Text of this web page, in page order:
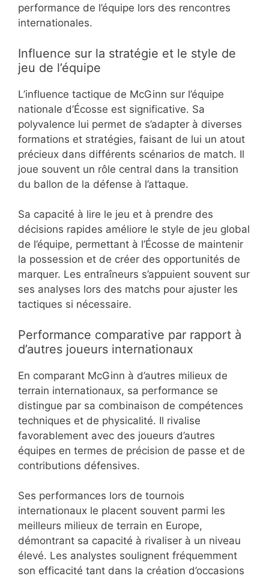
performance de l’équipe lors des rencontres
internationales.
Influence sur la stratégie et le style de
jeu de l’équipe
L’influence tactique de McGinn sur l’équipe
nationale d’Écosse est significative. Sa
polyvalence lui permet de s’adapter à diverses
formations et stratégies, faisant de lui un atout
précieux dans différents scénarios de match. Il
joue souvent un rôle central dans la transition
du ballon de la défense à l’attaque.
Sa capacité à lire le jeu et à prendre des
décisions rapides améliore le style de jeu global
de l’équipe, permettant à l’Écosse de maintenir
la possession et de créer des opportunités de
marquer. Les entraîneurs s’appuient souvent sur
ses analyses lors des matchs pour ajuster les
tactiques si nécessaire.
Performance comparative par rapport à
d’autres joueurs internationaux
En comparant McGinn à d’autres milieux de
terrain internationaux, sa performance se
distingue par sa combinaison de compétences
techniques et de physicalité. Il rivalise
favorablement avec des joueurs d’autres
équipes en termes de précision de passe et de
contributions défensives.
Ses performances lors de tournois
internationaux le placent souvent parmi les
meilleurs milieux de terrain en Europe,
démontrant sa capacité à rivaliser à un niveau
élevé. Les analystes soulignent fréquemment
son efficacité tant dans la création d’occasions